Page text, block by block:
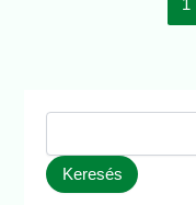
1
Keresés